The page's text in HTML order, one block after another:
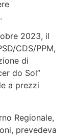
2023, il
CDS/PPM,
di
do Sol”
a prezzi
Regionale,
prevedeva